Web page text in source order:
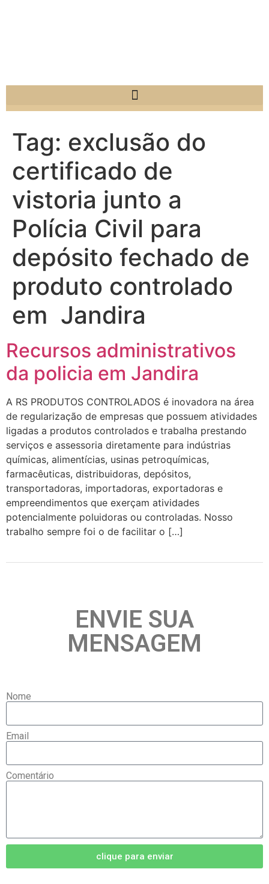
Tag: exclusão do
certificado de
vistoria junto a
Polícia Civil para
depósito fechado de
produto controlado
em Jandira
Recursos administrativos
da policia em Jandira
A RS PRODUTOS CONTROLADOS é inovadora na área
de regularização de empresas que possuem atividades
ligadas a produtos controlados e trabalha prestando
serviços e assessoria diretamente para indústrias
químicas, alimentícias, usinas petroquímicas,
farmacêuticas, distribuidoras, depósitos,
transportadoras, importadoras, exportadoras e
empreendimentos que exerçam atividades
potencialmente poluidoras ou controladas. Nosso
trabalho sempre foi o de facilitar o […]
ENVIE SUA
MENSAGEM
Nome
Email
Comentário
clique para enviar